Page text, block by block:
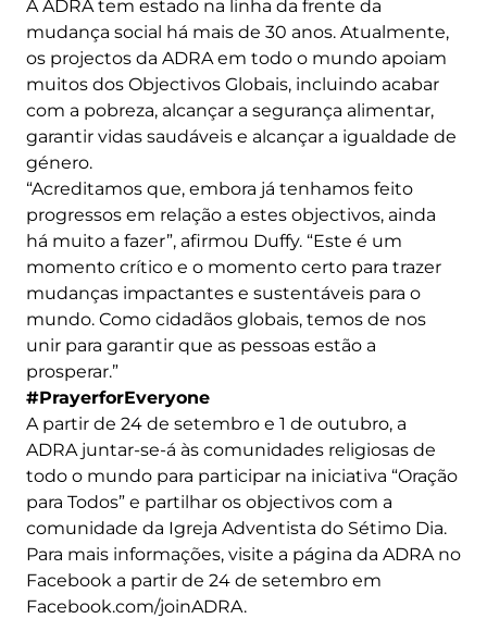
A ADRA tem estado na linha da frente da
mudança social há mais de 30 anos. Atualmente,
os projectos da ADRA em todo o mundo apoiam
muitos dos Objectivos Globais, incluindo acabar
com a pobreza, alcançar a segurança alimentar,
garantir vidas saudáveis e alcançar a igualdade de
género.
“Acreditamos que, embora já tenhamos feito
progressos em relação a estes objectivos, ainda
há muito a fazer”, afirmou Duffy. “Este é um
momento crítico e o momento certo para trazer
mudanças impactantes e sustentáveis para o
mundo. Como cidadãos globais, temos de nos
unir para garantir que as pessoas estão a
prosperar.”
#PrayerforEveryone
A partir de 24 de setembro e 1 de outubro, a
ADRA juntar-se-á às comunidades religiosas de
todo o mundo para participar na iniciativa “Oração
para Todos” e partilhar os objectivos com a
comunidade da Igreja Adventista do Sétimo Dia.
Para mais informações, visite a página da ADRA no
Facebook a partir de 24 de setembro em
Facebook.com/joinADRA.